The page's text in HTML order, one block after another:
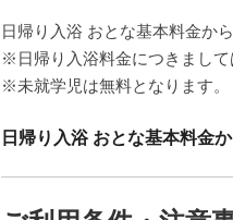
日帰り入浴 おとな基本料金か
※日帰り入浴料金につきまして
※未就学児は無料となります。
日帰り入浴 おとな基本料金